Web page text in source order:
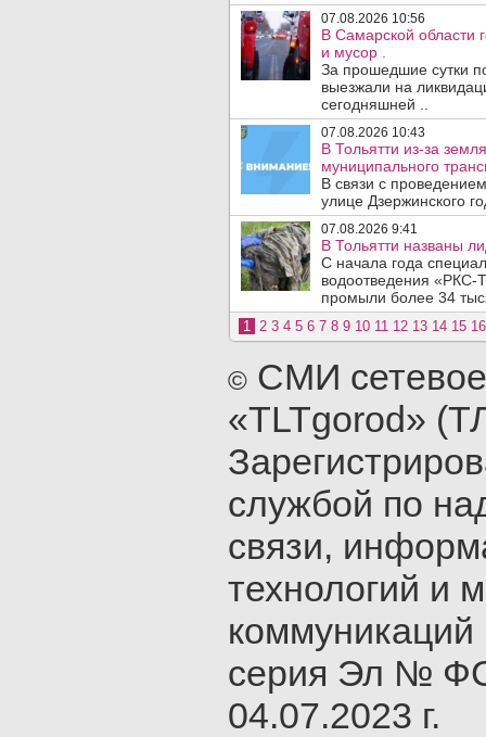
07.08.2026 10:56
В Самарской области
и мусор .
За прошедшие сутки
выезжали на
сегодняшней ..
07.08.2026 10:43
В Тольятти из-за
муниципального
В связи с
улице Дзержинского
07.08.2026 9:41
В Тольятти названы
С начала года
водоотведения «РКС-
промыли более 34
1 2 3 4 5 6 7 8 9 10 11 12 13 14 15 16
© СМИ
«TLTgorod»
службой по
связи,
технологий и
серия Эл №
04.07.2023 г.